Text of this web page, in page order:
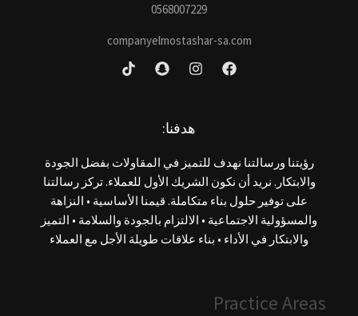
0568007229
companyelmostashar-sa.com
هدفنا:
رؤيتنا ورسالتنا نهدف للتميز في المقاولات بفضل الجودة
والابتكار. نريد أن نكون الشريك الأول للعملاء. تركز رسالتنا
على توفير حلول بناء متكاملة. قيمنا الأساسية • النزاهة
والمسؤولية الاجتماعية • الالتزام بالجودة والسلامة • التميز
والابتكار في الأداء • بناء علاقات طويلة الأجل مع العملاء
Practice Areas